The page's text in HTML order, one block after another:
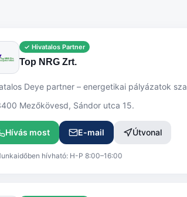
✓ Hivatalos Partner
Top NRG Zrt.
Deye partner – energetikai pályázatok
Mezőkövesd, Sándor utca 15.
Hívás most E-mail Útvonal
hívható: H-P 8:00–16:00